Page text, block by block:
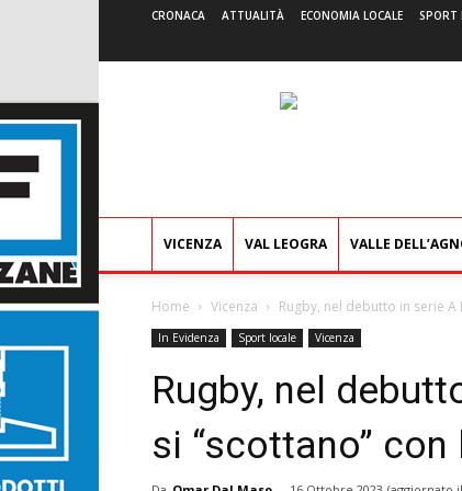
CRONACA ATTUALITÀ ECONOMIA LOCALE SPORT
VICENZA VAL LEOGRA VALLE
Home Vicenza Rugby, nel debutto in serie A
In Evidenza Sport locale Vicenza
Rugby, nel
si “scottano” con